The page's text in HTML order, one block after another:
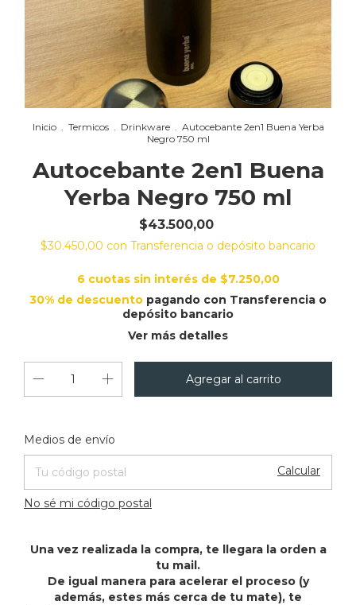
Inicio . Termicos . Drinkware . Autocebante 2en1 Buena Yerba
Negro 750 ml
Autocebante 2en1 Buena
Yerba Negro 750 ml
$43.500,00
$30.450,00 con Transferencia o depósito bancario
6 cuotas sin interés de $7.250,00
30% de descuento pagando con Transferencia o
depósito bancario
Ver más detalles
Entregas para el CP:
Medios de envío
Calcular
No sé mi código postal
Una vez realizada la compra, te llegara la orden a
tu mail.
De igual manera para acelerar el proceso (y
además, estes más cerca de tu mate), te